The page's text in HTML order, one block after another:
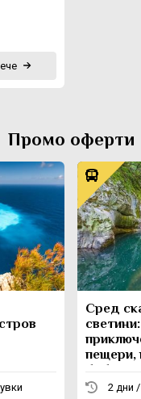
Промо оферти
Сред
пещери,
боб